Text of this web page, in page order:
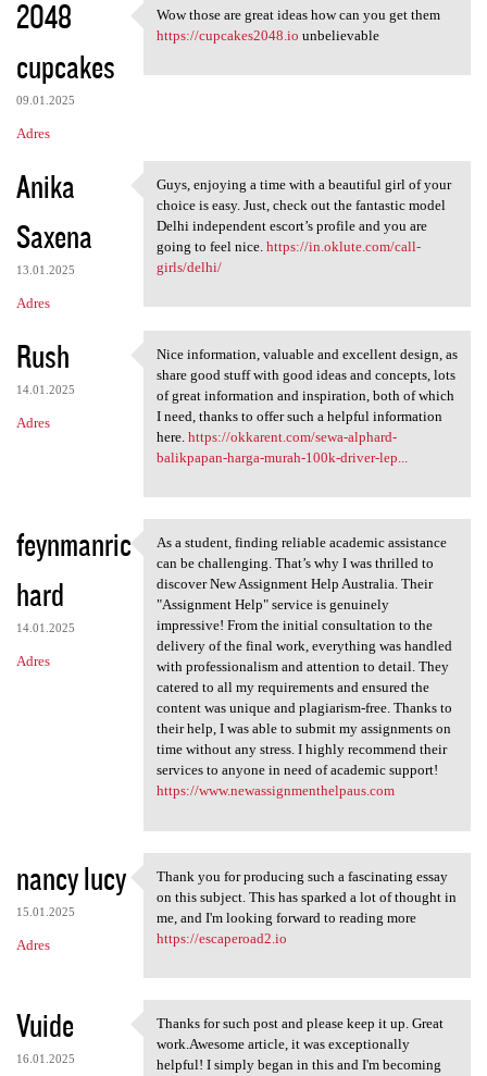
2048
cupcakes
09.01.2025
Adres
Wow those are great ideas how
Wow those are great ideas how can you get them
https://cupcakes2048.io unbelievable
Anika
Saxena
13.01.2025
Adres
Guys, enjoying a time with a
Guys, enjoying a time with a beautiful girl of your
choice is easy. Just, check out the fantastic model
Delhi independent escort’s profile and you are
going to feel nice. https://in.oklute.com/call-
girls/delhi/
Rush
14.01.2025
Adres
Nice information, valuable
Nice information, valuable and excellent design, as
share good stuff with good ideas and concepts, lots
of great information and inspiration, both of which
I need, thanks to offer such a helpful information
here. https://okkarent.com/sewa-alphard-
balikpapan-harga-murah-100k-driver-lep...
feynmanric
hard
14.01.2025
Adres
As a student, finding
As a student, finding reliable academic assistance
can be challenging. That’s why I was thrilled to
discover New Assignment Help Australia. Their
"Assignment Help" service is genuinely
impressive! From the initial consultation to the
delivery of the final work, everything was handled
with professionalism and attention to detail. They
catered to all my requirements and ensured the
content was unique and plagiarism-free. Thanks to
their help, I was able to submit my assignments on
time without any stress. I highly recommend their
services to anyone in need of academic support!
https://www.newassignmenthelpaus.com
nancy lucy
15.01.2025
Adres
Thank you for producing such
Thank you for producing such a fascinating essay
on this subject. This has sparked a lot of thought in
me, and I'm looking forward to reading more
https://escaperoad2.io
Vuide
16.01.2025
Thanks for such post and
Thanks for such post and please keep it up. Great
work.Awesome article, it was exceptionally
helpful! I simply began in this and I'm becoming